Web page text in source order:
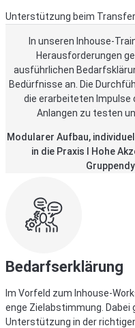
Unterstützung beim
In unseren Inhouse-
Herausforderungen
ausführlichen
Bedürfnisse an. Die
die erarbeiteten Impulse
Anlangen zu testen
Modularer Aufbau,
in die Praxis I Hohe
Bedarfserklärung
Im Vorfeld zum Inhouse-
enge Zielabstimmung. Dabei
Unterstützung in der